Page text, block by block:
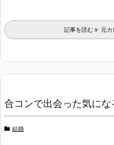
記事を読む 元カ
合コンで出会った気に
結婚